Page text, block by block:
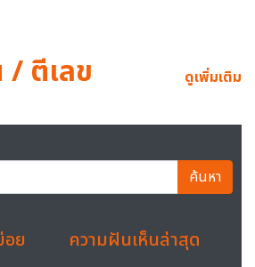
/ ตีเลข ดูเพิ่มเติม
ค้นหา
ย ความฝันเห็นล่าสุด